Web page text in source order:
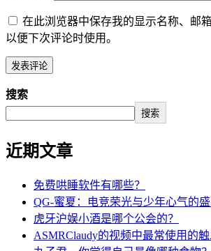
在此浏览器中保存我的显示名称、邮
以便下次评论时使用。
搜索
搜索
近期文章
免费哄睡软件有哪些？
QG-蜜夏：电竞荣光与少年心气的
虎牙沪娱小酒是哪个公会的？
ASMRClaudy的视频中最常使用的触